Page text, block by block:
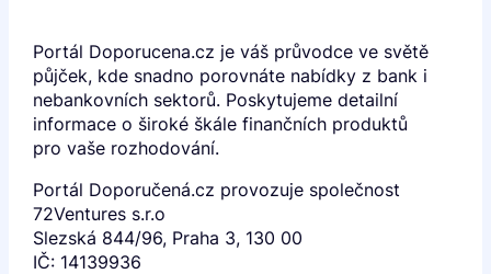
Portál Doporucena.cz je váš průvodce ve světě
půjček, kde snadno porovnáte nabídky z bank i
nebankovních sektorů. Poskytujeme detailní
informace o široké škále finančních produktů
pro vaše rozhodování.
Portál Doporučená.cz provozuje společnost
72Ventures s.r.o
Slezská 844/96, Praha 3, 130 00
IČ: 14139936